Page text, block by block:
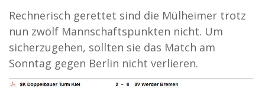
Rechnerisch gerettet sind die Mülheimer trotz
nun zwölf Mannschaftspunkten nicht. Um
sicherzugehen, sollten sie das Match am
Sonntag gegen Berlin nicht verlieren.